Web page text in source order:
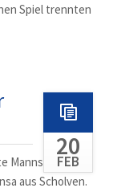
Spiel trennten
20
FEB
Mannschaft die
aus Scholven.